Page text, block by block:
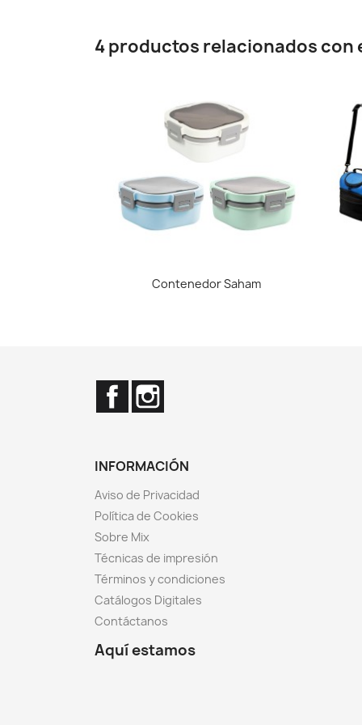
4 productos relacionados con
Vista rápida
Contenedor Saham
Facebook
INFORMACIÓN
Aviso de Privacidad
Política de Cookies
Sobre Mix
Técnicas de impresión
Términos y condiciones
Catálogos Digitales
Contáctanos
Aquí estamos